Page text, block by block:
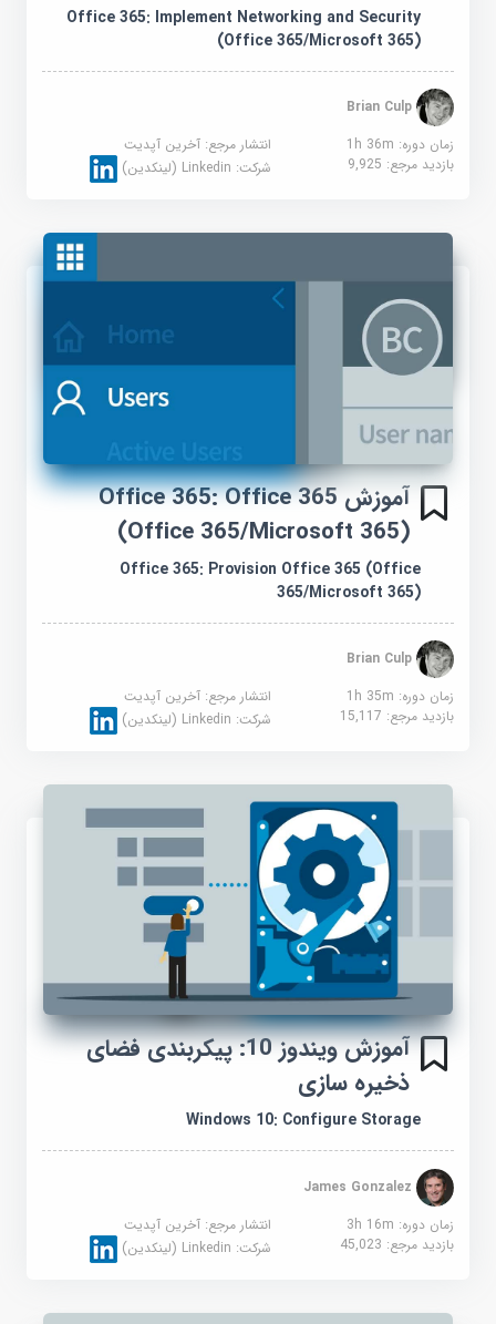
Office 365: Implement Networking and Security
(Office 365/Microsoft 365)
Brian Culp
زمان دوره: 1h 36m
انتشار مرجع:آخرین آپدیت
بازدید مرجع:9,925 شرکت:Linkedin (لینکدین)
آموزش Office 365: Office 365
(Office 365/Microsoft 365)
Office 365: Provision Office 365 (Office
365/Microsoft 365)
Brian Culp
زمان دوره: 1h 35m
انتشار مرجع:آخرین آپدیت
بازدید مرجع:15,117 شرکت:Linkedin (لینکدین)
آموزش ویندوز 10: پیکربندی فضای
ذخیره سازی
Windows 10: Configure Storage
James Gonzalez
زمان دوره: 3h 16m
انتشار مرجع:آخرین آپدیت
بازدید مرجع:45,023 شرکت:Linkedin (لینکدین)